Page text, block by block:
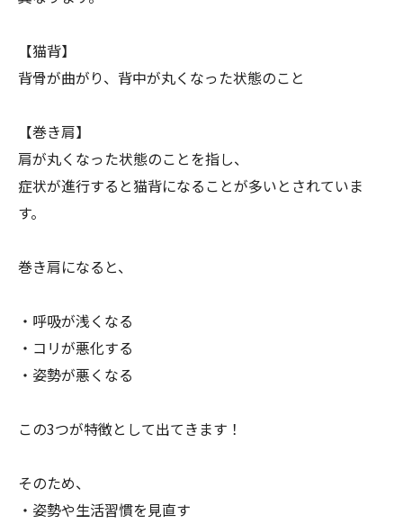
【猫背】
背骨が曲がり、背中が丸くなった状態のこと
【巻き肩】
肩が丸くなった状態のことを指し、
症状が進行すると猫背になることが多いとされていま
す。
巻き肩になると、
・呼吸が浅くなる
・コリが悪化する
・姿勢が悪くなる
この3つが特徴として出てきます！
そのため、
・姿勢や生活習慣を見直す